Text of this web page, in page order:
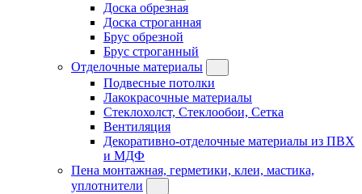
Доска обрезная
Доска строганная
Брус обрезной
Брус строганный
Отделочные материалы
Подвесные потолки
Лакокрасочные материалы
Стеклохолст, Стеклообои, Сетка
Вентиляция
Декоративно-отделочные материалы из ПВХ
и МДФ
Пена монтажная, герметики, клеи, мастика,
уплотнители